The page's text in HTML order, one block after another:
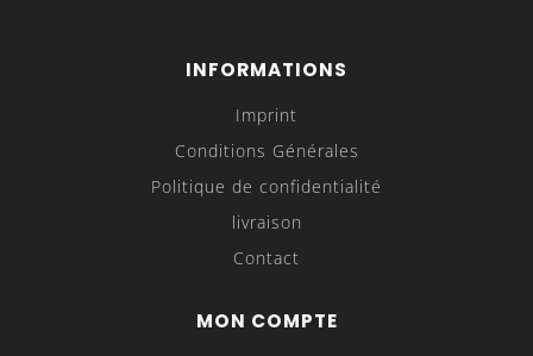
INFORMATIONS
Imprint
Conditions Générales
Politique de confidentialité
livraison
Contact
MON COMPTE